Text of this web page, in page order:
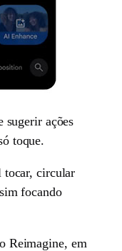
sugerir ações
toque.
tocar, circular
focando
Reimagine, em